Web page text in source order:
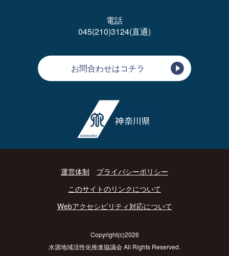
電話
045(210)3124(直通)
お問合わせはコチラ
運営体制
プライバシーポリシー
このサイトのリンクについて
Webアクセシビリティ対応について
Copyright(c)2026
水源地域活性化推進協議会 All Rights Reserved.